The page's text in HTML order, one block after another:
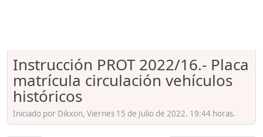
Instrucción PROT 2022/16.- Placa
matrícula circulación vehículos
históricos
Iniciado por Dikxon, Viernes 15 de Julio de 2022. 19:44 horas.